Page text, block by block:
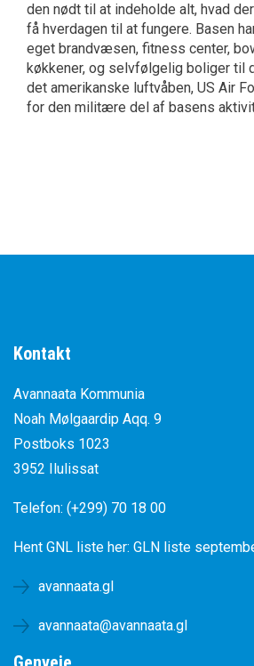
den nødt til at indeholde alt, hvad
få hverdagen til at fungere. Basen
eget brandvæsen, fitness center,
køkkener, og selvfølgelig boliger til
det amerikanske luftvåben, US Air
for den militære del af basens
Kontakt
Avannaata Kommunia
Noah Mølgaardip Aqq. 9
Postboks 1023
3952 Ilulissat
Telefon: (+299) 70 18 00
Hent GNL liste her: GLN liste
avannaata.gl
avannaata@avannaata.gl